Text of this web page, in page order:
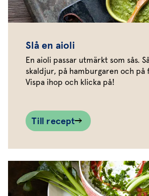
Slå en aioli
En aioli passar utmärkt som sås.
skaldjur, på hamburgaren och på
Vispa ihop och klicka på!
Till recept